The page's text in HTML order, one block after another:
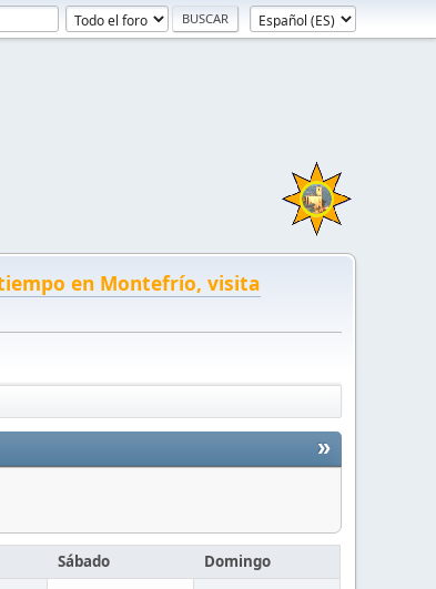
en Montefrío, visita
»
Sábado Domingo